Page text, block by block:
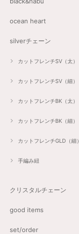
ocean heart
silverチェーン
カットフレンチSV（太）
カットフレンチSV（細）
カットフレンチBK（太）
カットフレンチBK（細）
カットフレンチGLD（細）
手編み紐
クリスタルチェーン
good items
set/order